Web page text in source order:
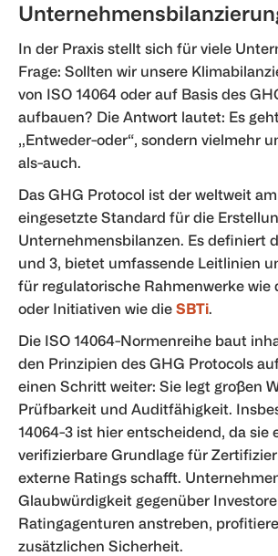
In der Praxis stellt sich für viele
Frage: Sollten wir unsere
von ISO 14064 oder auf Basis des
aufbauen? Die Antwort lautet: Es
„Entweder-oder“, sondern vielmehr
als-auch.
Das GHG Protocol ist der weltweit
eingesetzte Standard für die
Unternehmensbilanzen. Es definiert
und 3, bietet umfassende Leitlinien
für regulatorische Rahmenwerke wie
oder Initiativen wie die SBTi.
Die ISO 14064-Normenreihe baut
den Prinzipien des GHG Protocols
einen Schritt weiter: Sie legt großen
Prüfbarkeit und Auditfähigkeit.
14064-3 ist hier entscheidend, da sie
verifizierbare Grundlage für
externe Ratings schafft.
Glaubwürdigkeit gegenüber
Ratingagenturen anstreben,
zusätzlichen Sicherheit.